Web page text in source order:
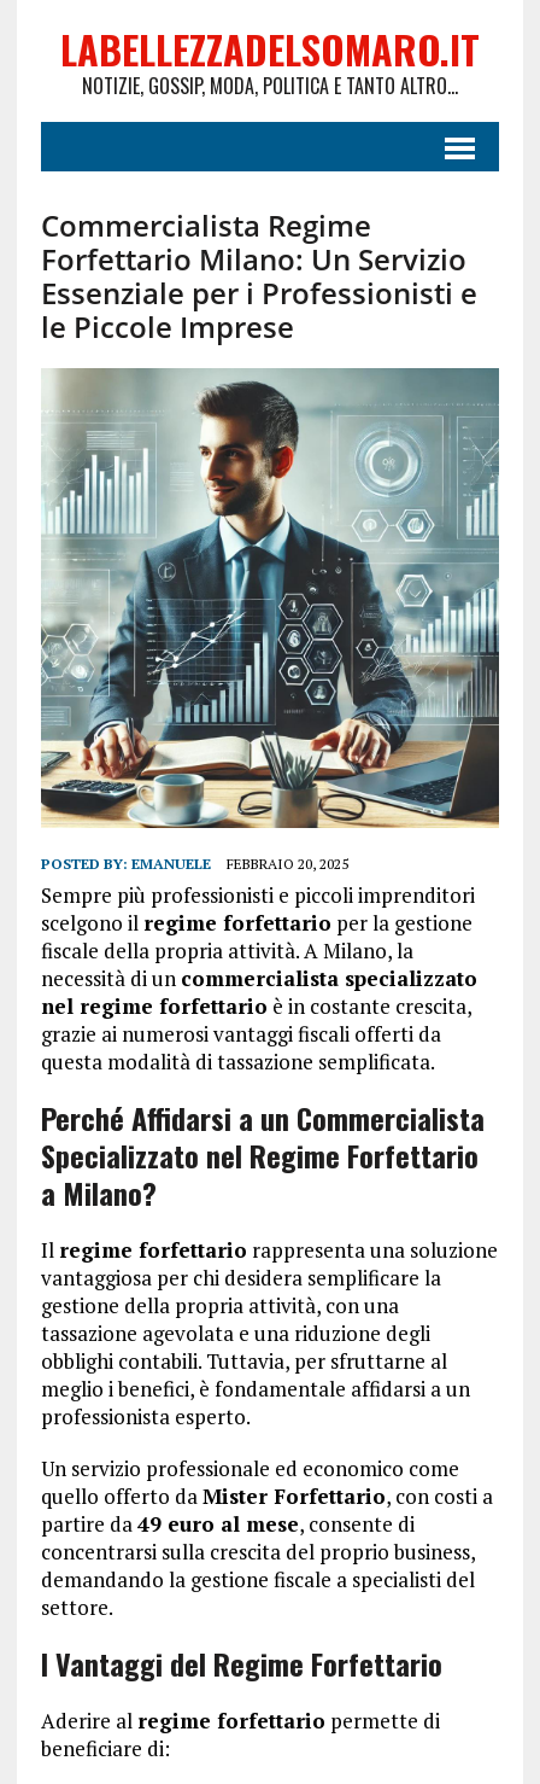
LABELLEZZADELSOMARO.IT
NOTIZIE, GOSSIP, MODA, POLITICA E TANTO ALTRO...
Commercialista Regime
Forfettario Milano: Un Servizio
Essenziale per i Professionisti e
le Piccole Imprese
POSTED BY: EMANUELE FEBBRAIO 20, 2025
Sempre più professionisti e piccoli imprenditori
scelgono il regime forfettario per la gestione
fiscale della propria attività. A Milano, la
necessità di un commercialista specializzato
nel regime forfettario è in costante crescita,
grazie ai numerosi vantaggi fiscali offerti da
questa modalità di tassazione semplificata.
Perché Affidarsi a un Commercialista
Specializzato nel Regime Forfettario
a Milano?
Il regime forfettario rappresenta una soluzione
vantaggiosa per chi desidera semplificare la
gestione della propria attività, con una
tassazione agevolata e una riduzione degli
obblighi contabili. Tuttavia, per sfruttarne al
meglio i benefici, è fondamentale affidarsi a un
professionista esperto.
Un servizio professionale ed economico come
quello offerto daMister Forfettario, con costi a
partire da49 euro al mese, consente di
concentrarsi sulla crescita del proprio business,
demandando la gestione fiscale a specialisti del
settore.
I Vantaggi del Regime Forfettario
Aderire al regime forfettario permette di
beneficiare di: